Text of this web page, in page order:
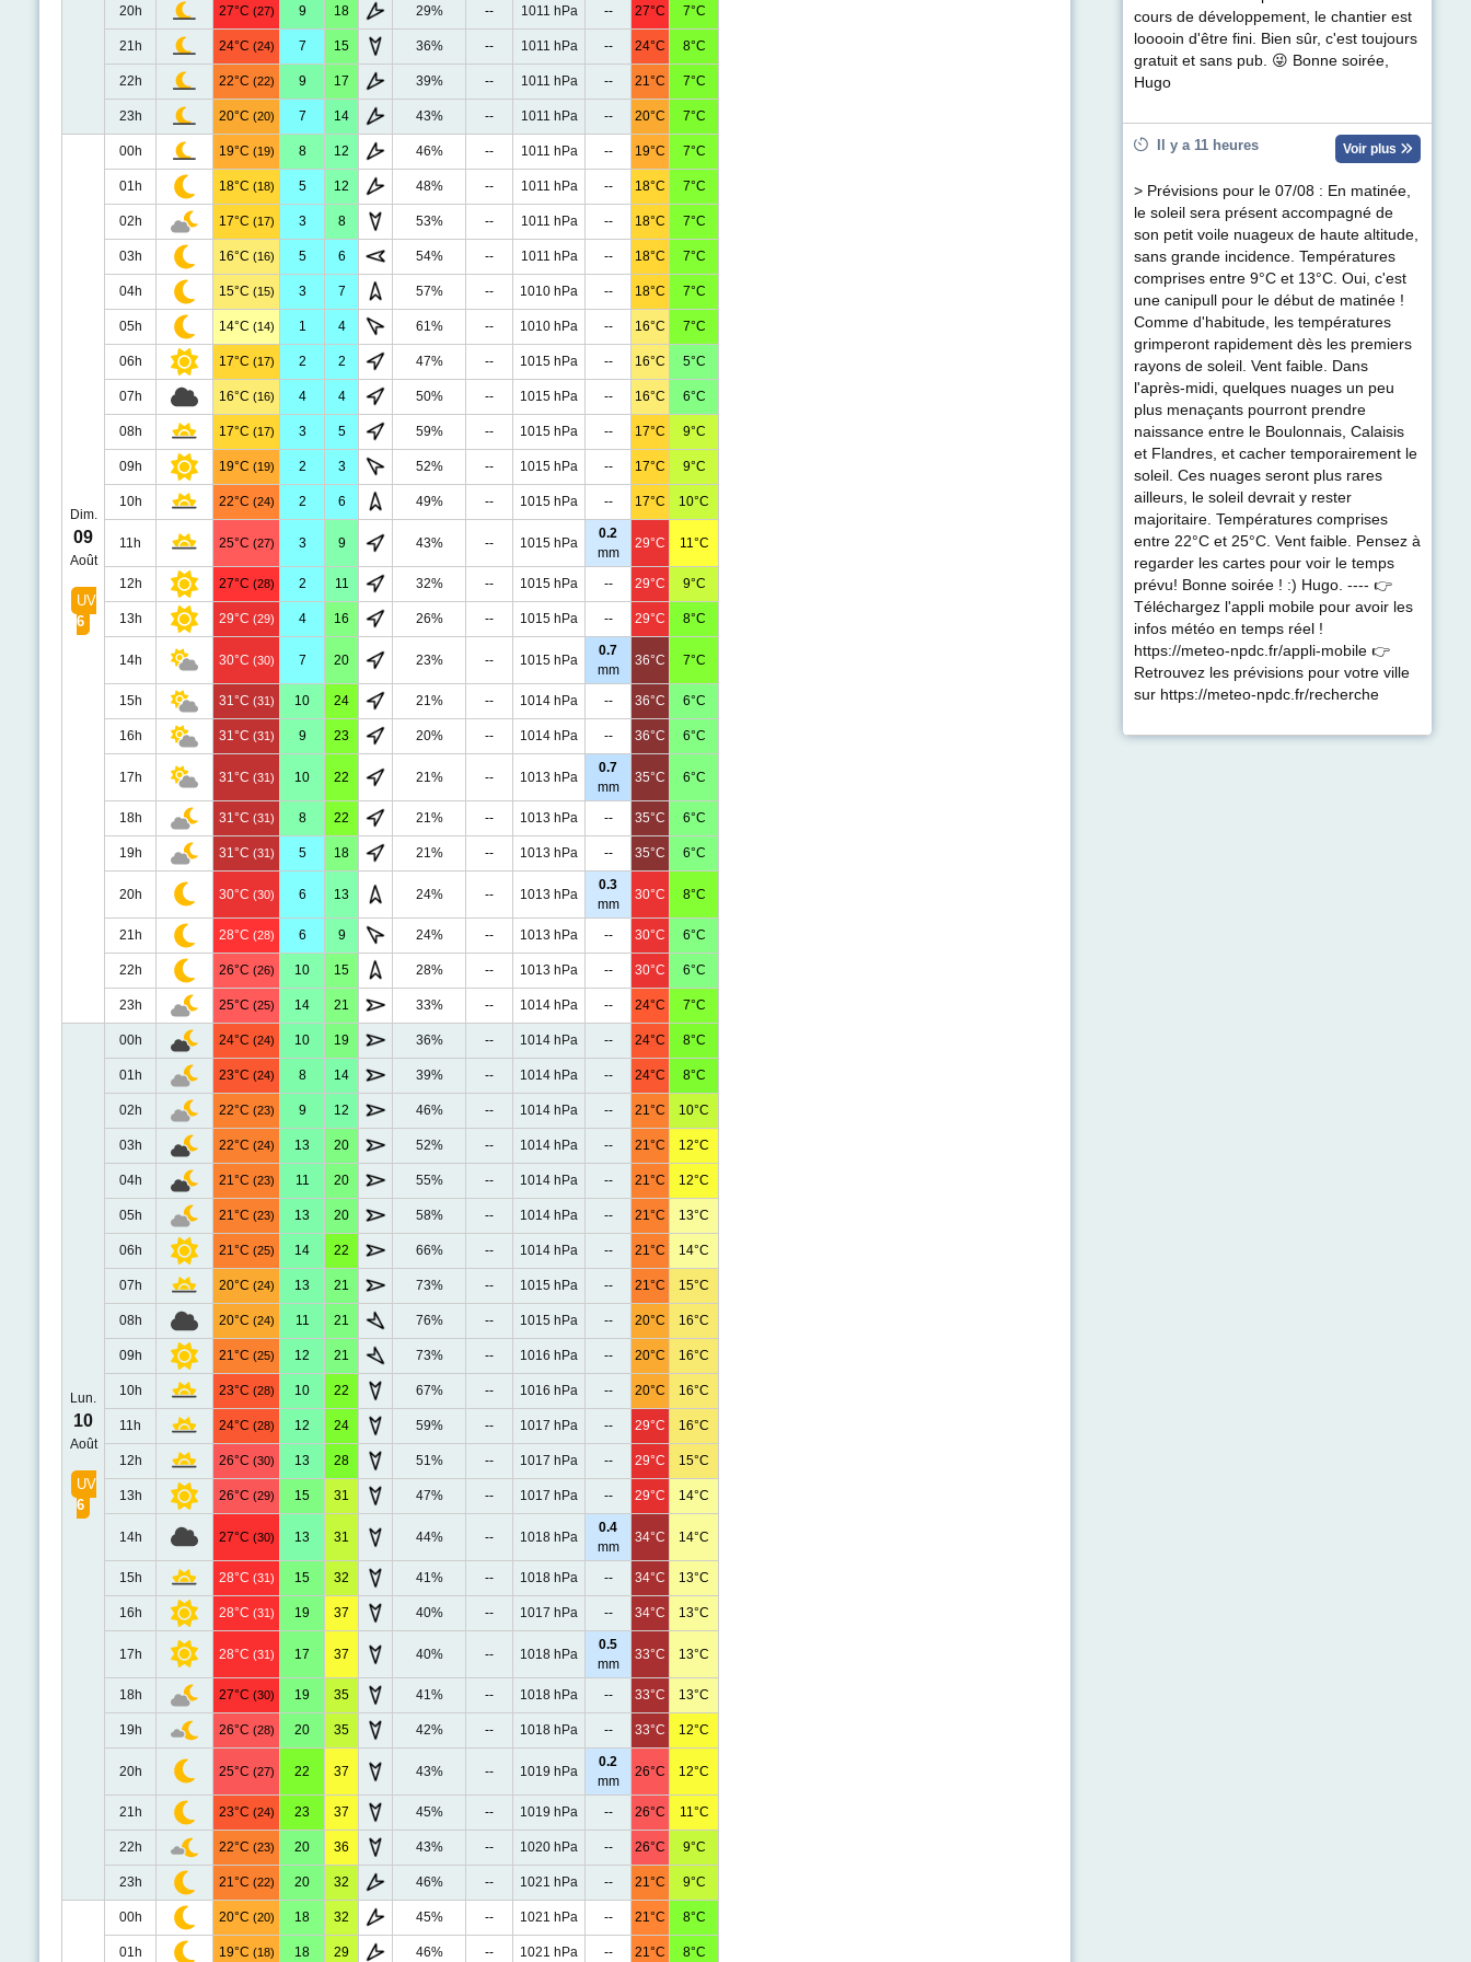
20h 27°C (27) 9 18 29% -- 1011 hPa -- 27°C 7°C
21h 24°C (24) 7 15 36% -- 1011 hPa -- 24°C 8°C
22h 22°C (22) 9 17 39% -- 1011 hPa -- 21°C 7°C
23h 20°C (20) 7 14 43% -- 1011 hPa -- 20°C 7°C
Dim.
09
Août
UV
6
00h 19°C (19) 8 12 46% -- 1011 hPa -- 19°C 7°C
01h 18°C (18) 5 12 48% -- 1011 hPa -- 18°C 7°C
02h 17°C (17) 3 8 53% -- 1011 hPa -- 18°C 7°C
03h 16°C (16) 5 6 54% -- 1011 hPa -- 18°C 7°C
04h 15°C (15) 3 7 57% -- 1010 hPa -- 18°C 7°C
05h 14°C (14) 1 4 61% -- 1010 hPa -- 16°C 7°C
06h 17°C (17) 2 2 47% -- 1015 hPa -- 16°C 5°C
07h 16°C (16) 4 4 50% -- 1015 hPa -- 16°C 6°C
08h 17°C (17) 3 5 59% -- 1015 hPa -- 17°C 9°C
09h 19°C (19) 2 3 52% -- 1015 hPa -- 17°C 9°C
10h 22°C (24) 2 6 49% -- 1015 hPa -- 17°C 10°C
11h 25°C (27) 3 9 43% -- 1015 hPa
0.2
mm
29°C 11°C
12h 27°C (28) 2 11 32% -- 1015 hPa -- 29°C 9°C
13h 29°C (29) 4 16 26% -- 1015 hPa -- 29°C 8°C
14h 30°C (30) 7 20 23% -- 1015 hPa
0.7
mm
36°C 7°C
15h 31°C (31) 10 24 21% -- 1014 hPa -- 36°C 6°C
16h 31°C (31) 9 23 20% -- 1014 hPa -- 36°C 6°C
17h 31°C (31) 10 22 21% -- 1013 hPa
0.7
mm
35°C 6°C
18h 31°C (31) 8 22 21% -- 1013 hPa -- 35°C 6°C
19h 31°C (31) 5 18 21% -- 1013 hPa -- 35°C 6°C
20h 30°C (30) 6 13 24% -- 1013 hPa
0.3
mm
30°C 8°C
21h 28°C (28) 6 9 24% -- 1013 hPa -- 30°C 6°C
22h 26°C (26) 10 15 28% -- 1013 hPa -- 30°C 6°C
23h 25°C (25) 14 21 33% -- 1014 hPa -- 24°C 7°C
Lun.
10
Août
UV
6
00h 24°C (24) 10 19 36% -- 1014 hPa -- 24°C 8°C
01h 23°C (24) 8 14 39% -- 1014 hPa -- 24°C 8°C
02h 22°C (23) 9 12 46% -- 1014 hPa -- 21°C 10°C
03h 22°C (24) 13 20 52% -- 1014 hPa -- 21°C 12°C
04h 21°C (23) 11 20 55% -- 1014 hPa -- 21°C 12°C
05h 21°C (23) 13 20 58% -- 1014 hPa -- 21°C 13°C
06h 21°C (25) 14 22 66% -- 1014 hPa -- 21°C 14°C
07h 20°C (24) 13 21 73% -- 1015 hPa -- 21°C 15°C
08h 20°C (24) 11 21 76% -- 1015 hPa -- 20°C 16°C
09h 21°C (25) 12 21 73% -- 1016 hPa -- 20°C 16°C
10h 23°C (28) 10 22 67% -- 1016 hPa -- 20°C 16°C
11h 24°C (28) 12 24 59% -- 1017 hPa -- 29°C 16°C
12h 26°C (30) 13 28 51% -- 1017 hPa -- 29°C 15°C
13h 26°C (29) 15 31 47% -- 1017 hPa -- 29°C 14°C
14h 27°C (30) 13 31 44% -- 1018 hPa
0.4
mm
34°C 14°C
15h 28°C (31) 15 32 41% -- 1018 hPa -- 34°C 13°C
16h 28°C (31) 19 37 40% -- 1017 hPa -- 34°C 13°C
17h 28°C (31) 17 37 40% -- 1018 hPa
0.5
mm
33°C 13°C
18h 27°C (30) 19 35 41% -- 1018 hPa -- 33°C 13°C
19h 26°C (28) 20 35 42% -- 1018 hPa -- 33°C 12°C
20h 25°C (27) 22 37 43% -- 1019 hPa
0.2
mm
26°C 12°C
21h 23°C (24) 23 37 45% -- 1019 hPa -- 26°C 11°C
22h 22°C (23) 20 36 43% -- 1020 hPa -- 26°C 9°C
23h 21°C (22) 20 32 46% -- 1021 hPa -- 21°C 9°C
00h 20°C (20) 18 32 45% -- 1021 hPa -- 21°C 8°C
01h 19°C (18) 18 29 46% -- 1021 hPa -- 21°C 8°C
cours de développement, le chantier est
looooin d'être fini. Bien sûr, c'est toujours
gratuit et sans pub. 😜 Bonne soirée,
Hugo
Il y a 11 heures Voir plus
> Prévisions pour le 07/08 : En matinée,
le soleil sera présent accompagné de
son petit voile nuageux de haute altitude,
sans grande incidence. Températures
comprises entre 9°C et 13°C. Oui, c'est
une canipull pour le début de matinée !
Comme d'habitude, les températures
grimperont rapidement dès les premiers
rayons de soleil. Vent faible. Dans
l'après-midi, quelques nuages un peu
plus menaçants pourront prendre
naissance entre le Boulonnais, Calaisis
et Flandres, et cacher temporairement le
soleil. Ces nuages seront plus rares
ailleurs, le soleil devrait y rester
majoritaire. Températures comprises
entre 22°C et 25°C. Vent faible. Pensez à
regarder les cartes pour voir le temps
prévu! Bonne soirée ! :) Hugo. ---- 👉
Téléchargez l'appli mobile pour avoir les
infos météo en temps réel !
https://meteo-npdc.fr/appli-mobile 👉
Retrouvez les prévisions pour votre ville
sur https://meteo-npdc.fr/recherche